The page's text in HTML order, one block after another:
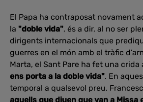
El Papa ha contraposat novament
la "doble vida", és a dir, al no ser
dirigents internacionals que
guerres en el món amb el tràfic
Marta, el Sant Pare ha fet una
ens porta a la doble vida". En
temporal a qualsevol preu.
aquells que diuen que van a